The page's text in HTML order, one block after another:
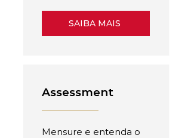
SAIBA MAIS
Assessment
Mensure e entenda o